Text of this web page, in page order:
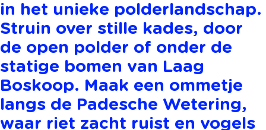
in het unieke polderlandschap.
Struin over stille kades, door
de open polder of onder de
statige bomen van Laag
Boskoop. Maak een ommetje
langs de Padesche Wetering,
waar riet zacht ruist en vogels